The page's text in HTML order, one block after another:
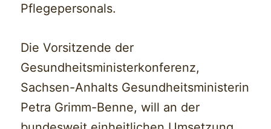
Pflegepersonals.
Die Vorsitzende der
Gesundheitsministerkonferenz,
Sachsen-Anhalts Gesundheitsministerin
Petra Grimm-Benne, will an der